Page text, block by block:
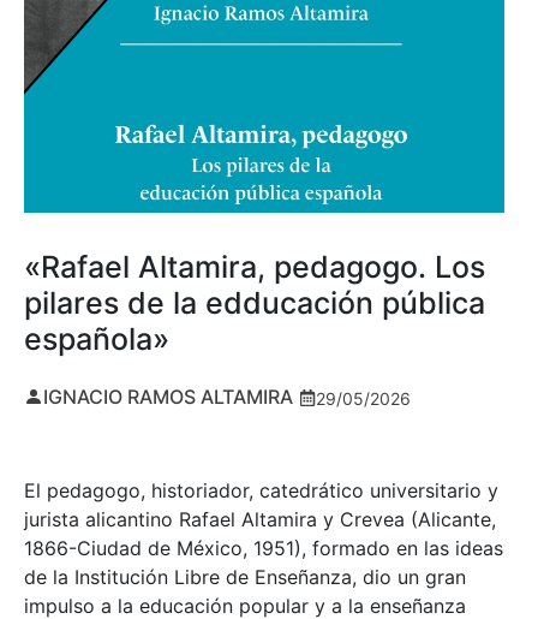
«Rafael Altamira, pedagogo. Los
pilares de la edducación pública
española»
IGNACIO RAMOS ALTAMIRA 29/05/2026
El pedagogo, historiador, catedrático universitario y
jurista alicantino Rafael Altamira y Crevea (Alicante,
1866-Ciudad de México, 1951), formado en las ideas
de la Institución Libre de Enseñanza, dio un gran
impulso a la educación popular y a la enseñanza